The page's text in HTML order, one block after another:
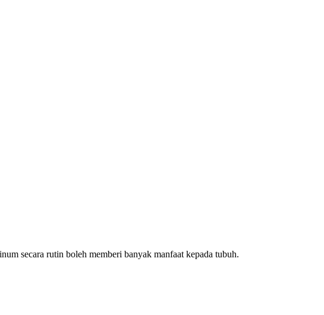
secara rutin boleh memberi banyak manfaat kepada tubuh.